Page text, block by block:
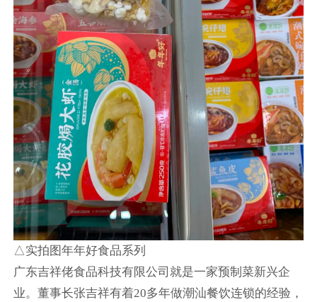
△实拍图年年好食品系列
广东吉祥佬食品科技有限公司就是一家预制菜新兴企
业。董事长张吉祥有着20多年做潮汕餐饮连锁的经验，